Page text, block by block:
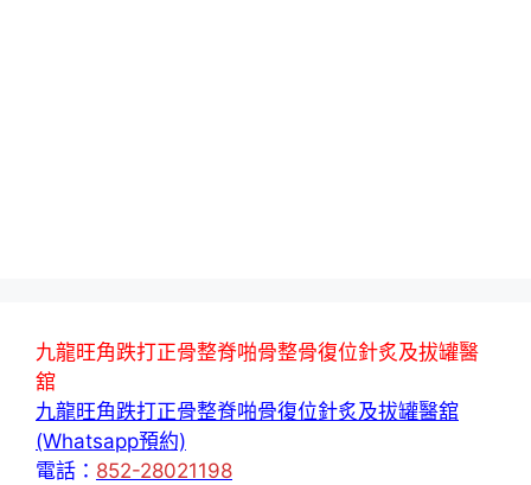
九龍旺角跌打正骨整脊啪骨整骨復位針炙及拔罐醫
舘
九龍旺角跌打正骨整脊啪骨復位針炙及拔罐醫舘
(Whatsapp預約)
電話： 852-28021198